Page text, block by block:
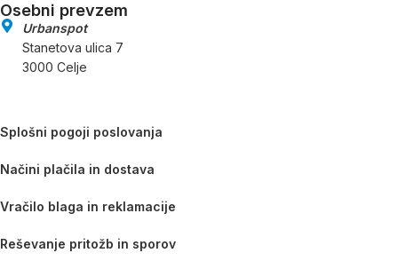
Osebni prevzem
Urbanspot
Stanetova ulica 7
3000 Celje
Splošni pogoji poslovanja
Načini plačila in dostava
Vračilo blaga in reklamacije
Reševanje pritožb in sporov